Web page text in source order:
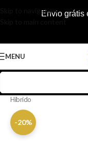
Skip to navigationEnvio grátis
MENU
Hibrido
-20%